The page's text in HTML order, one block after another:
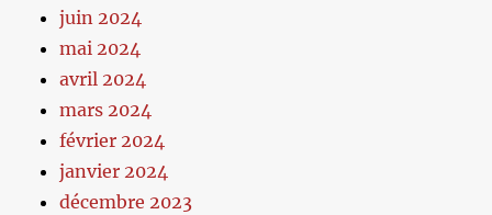
juin 2024
mai 2024
avril 2024
mars 2024
février 2024
janvier 2024
décembre 2023